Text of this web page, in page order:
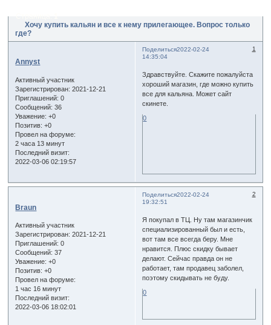
Хочу купить кальян и все к нему прилегающее. Вопрос только
где?
Поделиться 1
2022-02-24
14:35:04
Annyst
Активный участник
Зарегистрирован: 2021-12-21
Приглашений: 0
Сообщений: 36
Уважение: +0
Позитив: +0
Провел на форуме:
2 часа 13 минут
Последний визит:
2022-03-06 02:19:57
Здравствуйте. Скажите пожалуйста
хороший магазин, где можно купить
все для кальяна. Может сайт
скинете.
0
Поделиться 2
2022-02-24
19:32:51
Braun
Активный участник
Зарегистрирован: 2021-12-21
Приглашений: 0
Сообщений: 37
Уважение: +0
Позитив: +0
Провел на форуме:
1 час 16 минут
Последний визит:
2022-03-06 18:02:01
Я покупал в ТЦ. Ну там магазинчик
специализированный был и есть,
вот там все всегда беру. Мне
нравится. Плюс скидку бывает
делают. Сейчас правда он не
работает, там продавец заболел,
поэтому скидывать не буду.
0